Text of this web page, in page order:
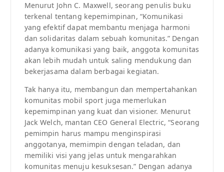
Menurut John C. Maxwell, seorang penulis buku
terkenal tentang kepemimpinan, “Komunikasi
yang efektif dapat membantu menjaga harmoni
dan solidaritas dalam sebuah komunitas.” Dengan
adanya komunikasi yang baik, anggota komunitas
akan lebih mudah untuk saling mendukung dan
bekerjasama dalam berbagai kegiatan.
Tak hanya itu, membangun dan mempertahankan
komunitas mobil sport juga memerlukan
kepemimpinan yang kuat dan visioner. Menurut
Jack Welch, mantan CEO General Electric, “Seorang
pemimpin harus mampu menginspirasi
anggotanya, memimpin dengan teladan, dan
memiliki visi yang jelas untuk mengarahkan
komunitas menuju kesuksesan.” Dengan adanya